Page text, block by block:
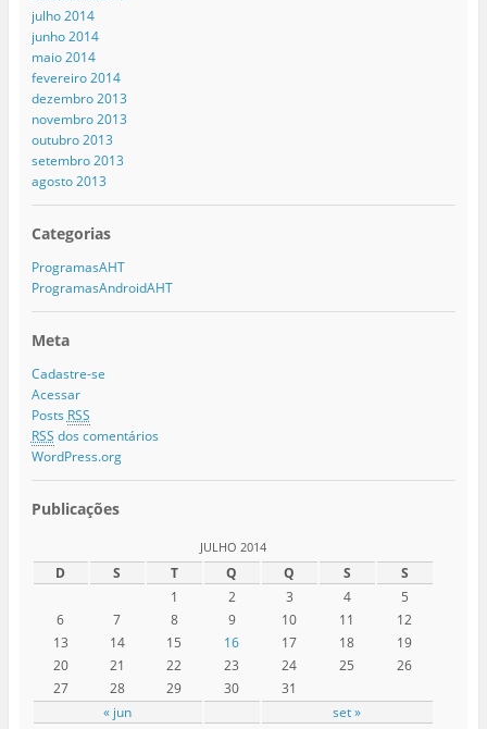
julho 2014
junho 2014
maio 2014
fevereiro 2014
dezembro 2013
novembro 2013
outubro 2013
setembro 2013
agosto 2013
Categorias
ProgramasAHT
ProgramasAndroidAHT
Meta
Cadastre-se
Acessar
Posts RSS
RSS dos comentários
WordPress.org
Publicações
JULHO 2014
D S T Q Q S S
« jun set »
1 2 3 4
5
6
7 8 9 10 11
12
13
14 15 16 17 18
19
20
21 22 23 24 25
26
27
28 29 30 31